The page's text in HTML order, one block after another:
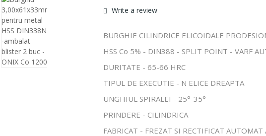
Write a review
BURGHIE CILINDRICE ELICOIDALE
HSS Co 5% - DIN388 - SPLIT POINT - VARF
DURITATE - 65-66 HRC
TIPUL DE EXECUTIE - N ELICE DREAPTA
UNGHIUL SPIRALEI - 25°-35°
PRINDERE - CILINDRICA
FABRICAT - FREZAT SI RECTIFICAT